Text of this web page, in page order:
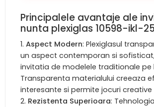
Principalele avantaje ale
nunta plexiglas 10598-ikl-
Aspect Modern: Plexiglasul
un aspect contemporan si
invitatia de modelele traditionale pe
Transparenta materialului creeaza
interesante si permite jocuri creative
Rezistenta Superioara: